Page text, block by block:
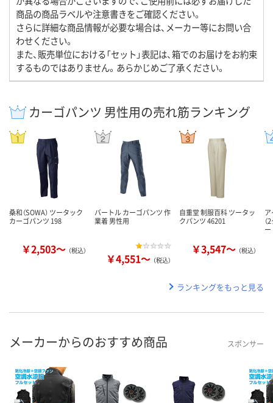
商品の商品ラベルや注意書きをご確認ください。
さらに詳細な商品情報が必要な場合は、メーカー等にお問い合
わせください。
また、販売単位における「セット」表記は、箱でのお届けをお約束
するものではありません。あらかじめご了承ください。
カーゴパンツ 男性用の売れ筋ランキング
桑和（SOWA） ツータック
カーゴパンツ 198
￥2,503～ （税込）
バートル カーゴパンツ 作
業着 男性用
￥4,551～ （税込）
自重堂 制服百科 ツータッ
クパンツ 46201
￥3,547～ （税込）
ランキングをもっと見る
メーカーからのおすすめ商品 スポンサー